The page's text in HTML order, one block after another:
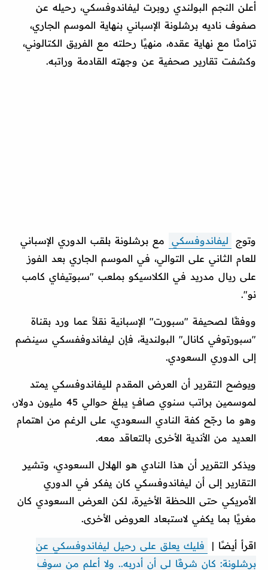
أعلن النجم البولندي روبرت ليفاندوفسكي، رحيله عن
صفوف ناديه برشلونة الإسباني بنهاية الموسم الجاري،
تزامنًا مع نهاية عقده، منهيًا رحلته مع الفريق الكتالوني،
وكشفت تقارير صحفية عن وجهته القادمة وراتبه.
وتوج ليفاندوفسكي
مع برشلونة بلقب الدوري الإسباني
للعام الثاني على التوالي، في الموسم الجاري بعد الفوز
على ريال مدريد في الكلاسيكو بملعب "سبوتيفاي كامب
نو".
ووفقًا لصحيفة "سبورت" الإسبانية نقلاً عما ورد بقناة
"سبورتوفي كانال" البولندية، فإن ليفاندوففسكي سينضم
إلى الدوري السعودي.
ويوضح التقرير أن العرض المقدم لليفاندوفسكي يمتد
لموسمين براتب سنوي صافٍ يبلغ حوالي 45 مليون دولار،
وهو ما رجّح كفة النادي السعودي، على الرغم من اهتمام
العديد من الأندية الأخرى بالتعاقد معه.
ويذكر التقرير أن هذا النادي هو الهلال السعودي، وتشير
التقارير إلى أن ليفاندوفسكي كان يفكر في الدوري
الأمريكي حتى اللحظة الأخيرة، لكن العرض السعودي كان
مغريًا بما يكفي لاستبعاد العروض الأخرى.
اقرأ أيضًا |
فليك يعلق على رحيل ليفاندوفسكي عن
برشلونة: كان شرفًا لي أن أدربه.. ولا أعلم من سوف